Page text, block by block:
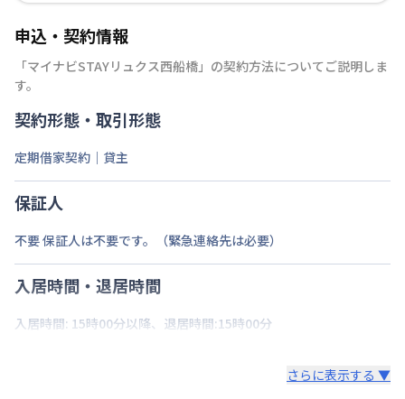
申込・契約情報
「マイナビSTAYリュクス西船橋 」の契約方法についてご説明しま
す。
契約形態・取引形態
定期借家契約｜貸主
保証人
不要 保証人は不要です。（緊急連絡先は必要）
入居時間・退居時間
入居時間: 15時00分以降、退居時間:15時00分
さらに表示する ▼